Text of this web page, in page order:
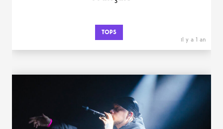
TOPS
il y a 1 an